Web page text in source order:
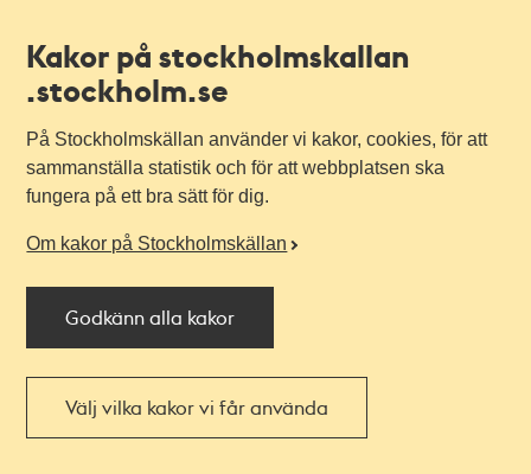
Kakor på stockholmskallan
.stockholm.se
På Stockholmskällan använder vi kakor, cookies, för att
sammanställa statistik och för att webbplatsen ska
fungera på ett bra sätt för dig.
Om kakor på Stockholmskällan
Godkänn alla kakor
Välj vilka kakor vi får använda